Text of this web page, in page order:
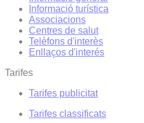
Informació turística
Associacions
Centres de salut
Telèfons d'interès
Enllaços d'interés
Tarifes
Tarifes publicitat
Tarifes classificats